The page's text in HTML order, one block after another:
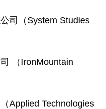
（System Studies
（IronMountain
Technologies